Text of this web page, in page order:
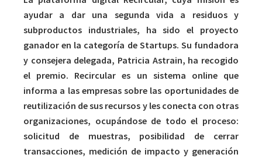
ayudar a dar una segunda vida a residuos y
subproductos industriales, ha sido el proyecto
ganador en la categoría de Startups. Su fundadora
y consejera delegada, Patricia Astrain, ha recogido
el premio. Recircular es un sistema online que
informa a las empresas sobre las oportunidades de
reutilización de sus recursos y les conecta con otras
organizaciones, ocupándose de todo el proceso:
solicitud de muestras, posibilidad de cerrar
transacciones, medición de impacto y generación